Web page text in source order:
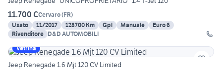
11.700 €Cervaro(FR)
Usato
11/2017 128700 Km Gpl Manuale
Euro 6
Rivenditore D&D AUTOMOBILI
Vetrina
Jeep Renegade 1.6 Mjt 120 CV Limited